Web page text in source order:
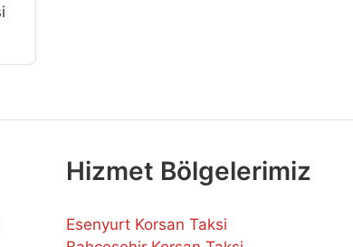
Hizmet Bölgelerimiz
Esenyurt Korsan Taksi